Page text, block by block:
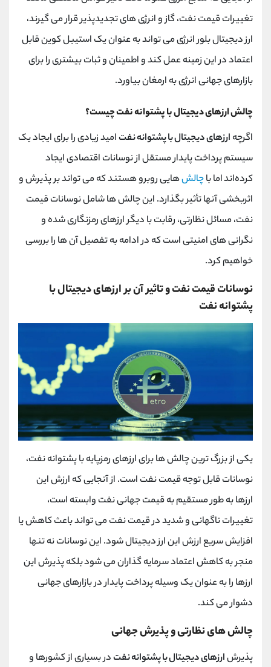
تغییرات قیمت نفت، گاز و انرژی های تجدیدپذیر قرار می گیرند،
ارز دیجیتال بلور انرژی می تواند به عنوان یک استیبل کوین قابل
اعتماد در این زمینه عمل کند و اطمینان و ثبات بیشتری را برای
بازارهای جهانی انرژی به ارمغان بیاورد.
چالش ارزهای دیجیتال با پشتوانه نفت چیست؟
اگرچه ارزهای دیجیتال با پشتوانه نفتامید زیادی را برای ایجاد یک
سیستم پرداخت پایدار مستقل از نوسانات اقتصادی ایجاد
کرده‌اند اما باچالش‌هایی روبرو هستند که می ‌تواند بر پذیرش و
اثربخشی آنها تأثیر بگذارد. این چالش ها شامل نوسانات قیمت
نفت، مسائل نظارتی، رقابت با دیگر ارزهای رمزنگاری شده و
نگرانی های امنیتی است که در ادامه به تفصیل آن ها را بررسی
خواهیم کرد.
نوسانات قیمت نفت و تاثیر آن بر ارزهای دیجیتال با
پشتوانه نفت
یکی از بزرگ‌ ترین چالش‌ ها برای ارزهای رمزپایه با پشتوانه نفت،
نوسانات قابل توجه قیمت نفت است. از آنجایی که ارزش این
ارزها به طور مستقیم به قیمت جهانی نفت وابسته است،
تغییرات ناگهانی و شدید در قیمت نفت می تواند باعث کاهش یا
افزایش سریع ارزش این ارز دیجیتال شود. این نوسانات نه تنها
منجر به کاهش اعتماد سرمایه گذاران می شود بلکه پذیرش این
ارزها را به عنوان یک وسیله پرداخت پایدار در بازارهای جهانی
دشوار می کند.
چالش های نظارتی و پذیرش جهانی
پذیرشارزهای دیجیتال با پشتوانه نفتدر بسیاری از کشورها و